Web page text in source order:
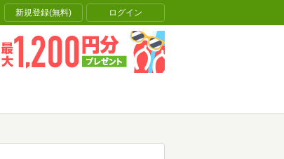
新規登録(無料) ログイン